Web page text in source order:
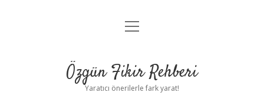
Gizlilik Politikası
Yasal Uyarı
menüyü
Özgün Fikir Rehberi
Yaratıcı önerilerle fark yarat!